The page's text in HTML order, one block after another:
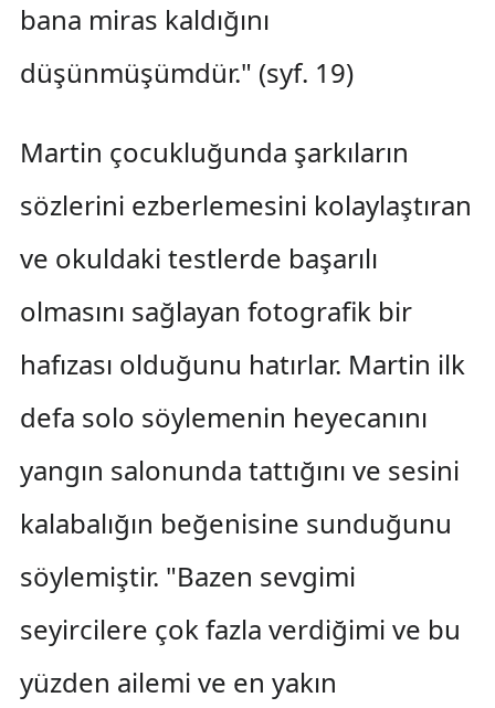
bana miras kaldığını
düşünmüşümdür." (syf. 19)
Martin çocukluğunda şarkıların
sözlerini ezberlemesini kolaylaştıran
ve okuldaki testlerde başarılı
olmasını sağlayan fotografik bir
hafızası olduğunu hatırlar. Martin ilk
defa solo söylemenin heyecanını
yangın salonunda tattığını ve sesini
kalabalığın beğenisine sunduğunu
söylemiştir. "Bazen sevgimi
seyircilere çok fazla verdiğimi ve bu
yüzden ailemi ve en yakın